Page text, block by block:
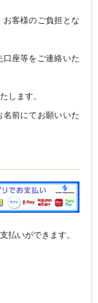
客様のご負担とな
座等をご連絡いた
します。
前にてお願いいた
払いができます。